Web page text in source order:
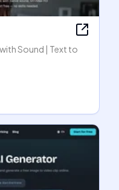
Sound | Text to